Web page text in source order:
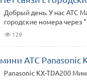
Добрый день. У нас АТС
городские номера через
129
мини АТС Panasonic
Panasonic KX-TDА200